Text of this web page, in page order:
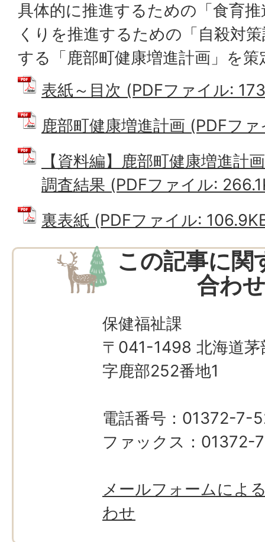
具体的に推進するための「食育
くりを推進するための「自殺対
する「鹿部町健康増進計画」を
表紙～目次 (PDFファイル:
鹿部町健康増進計画 (PDFフ
【資料編】鹿部町健康増進計
調査結果 (PDFファイル:
裏表紙 (PDFファイル:
この記事に関
合わ
保健福祉課
〒041-1498 北海道茅
字鹿部252番地1
電話番号：01372-7-
ファックス：01372-
メールフォームによ
わせ